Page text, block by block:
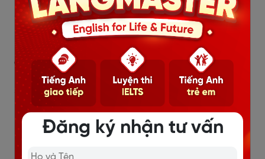
/hɪz/ /hænd/ /riːʧt/ /fɔː/ /ðə/ /skaɪ/
Bàn tay của anh ấy vươn lên bầu trời.
Can you help me for an hour?
/kæn juː help mɪ fər ən ˈaʊər/
Bạn có thể giúp tôi một tiếng được không?
He thought that he should wash the car.
Đăng ký nhận tư vấn